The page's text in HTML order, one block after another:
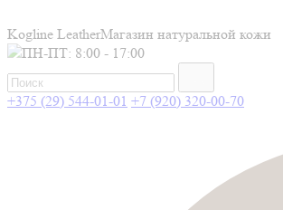
Kogline LeatherМагазин натуральной кожи
ПН-ПТ: 8:00 - 17:00
+375 (29) 544-01-01 +7 (920) 320-00-70